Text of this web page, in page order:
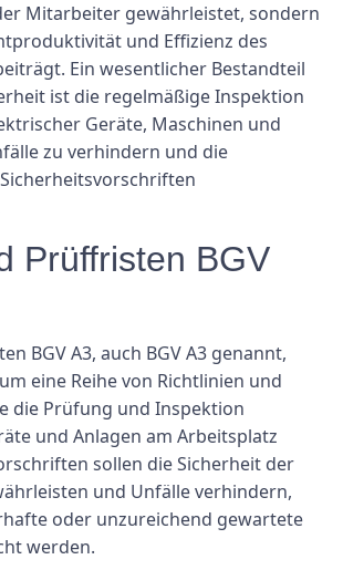
Mitarbeiter gewährleistet, sondern
und Effizienz des
Ein wesentlicher Bestandteil
ist die regelmäßige Inspektion
Geräte, Maschinen und
zu verhindern und die
Prüffristen BGV
BGV A3, auch BGV A3 genannt,
eine Reihe von Richtlinien und
die Prüfung und Inspektion
und Anlagen am Arbeitsplatz
sollen die Sicherheit der
und Unfälle verhindern,
oder unzureichend gewartete
werden.